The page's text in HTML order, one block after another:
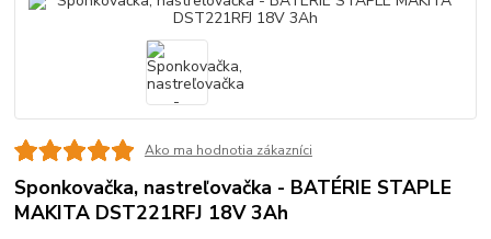
Ako ma hodnotia zákazníci
Sponkovačka, nastreľovačka - BATÉRIE STAPLE
MAKITA DST221RFJ 18V 3Ah